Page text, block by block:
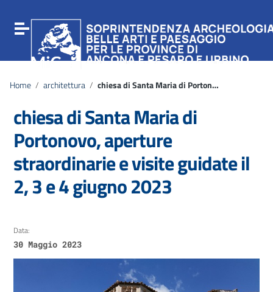
Vai al menu di navigazione
Vai al footer
Attiva / disattiva la navigazione
Home / architettura / chiesa di Santa Maria di Portonovo, aperture straordinarie e visite guidate il 2, 3 e 4 giugno 2023
chiesa di Santa Maria di
Portonovo, aperture
straordinarie e visite guidate il
2, 3 e 4 giugno 2023
Data:
30 Maggio 2023